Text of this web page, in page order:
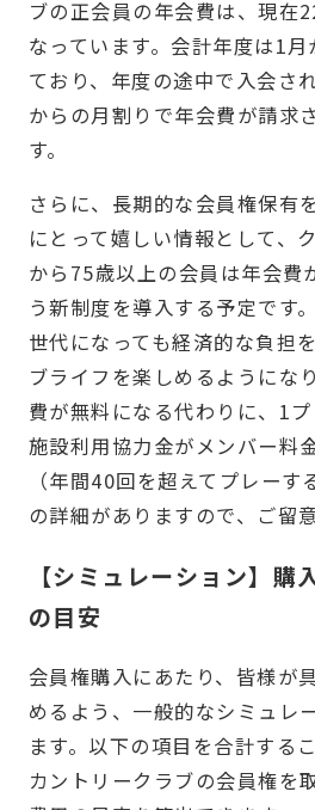
ブの正会員の年会費は、現在
なっています。会計年度は1
ており、年度の途中で入会さ
からの月割りで年会費が請求
す。
さらに、長期的な会員権保有
にとって嬉しい情報として、
から75歳以上の会員は年会費
う新制度を導入する予定です
世代になっても経済的な負担
ブライフを楽しめるようにな
費が無料になる代わりに、1
施設利用協力金がメンバー料
（年間40回を超えてプレー
の詳細がありますので、ご留
【シミュレーション】購
の目安
会員権購入にあたり、皆様が
めるよう、一般的なシミュレ
ます。以下の項目を合計する
カントリークラブの会員権を